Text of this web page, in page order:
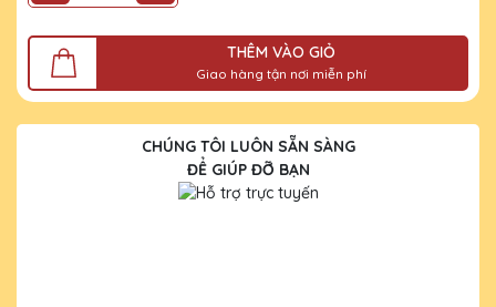
THÊM VÀO GIỎ
Giao hàng tận nơi miễn phí
CHÚNG TÔI LUÔN SẴN SÀNG
ĐỂ GIÚP ĐỠ BẠN